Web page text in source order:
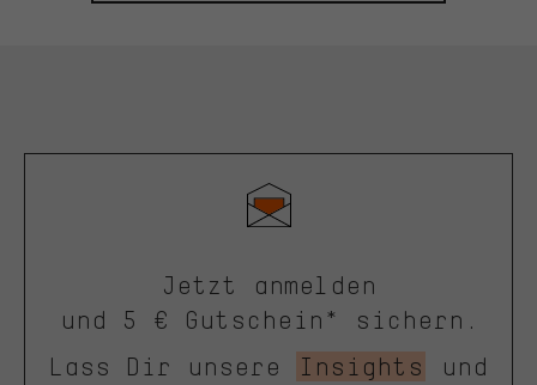
Jetzt anmelden
und 5 € Gutschein* sichern.
Lass Dir unsere
Insights
und